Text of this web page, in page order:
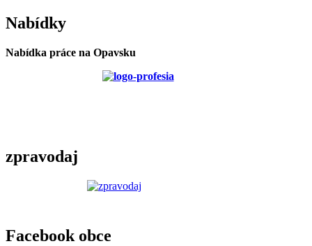
Nabídky
Nabídka práce na Opavsku
zpravodaj
Facebook obce